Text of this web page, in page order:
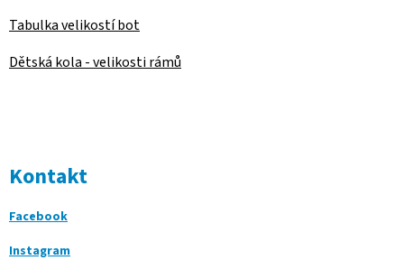
Tabulka velikostí bot
Dětská kola - velikosti rámů
Kontakt
Facebook
Instagram